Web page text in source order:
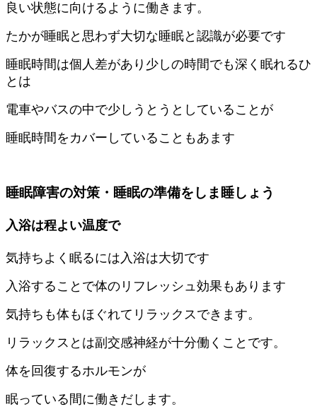
良い状態に向けるように働きます。
たかが睡眠と思わず大切な睡眠と認識が必要です
睡眠時間は個人差があり少しの時間でも深く眠れるひ
とは
電車やバスの中で少しうとうとしていることが
睡眠時間をカバーしていることもあます
睡眠障害の対策・睡眠の準備をしま睡しょう
入浴は程よい温度で
気持ちよく眠るには入浴は大切です
入浴することで体のリフレッシュ効果もあります
気持ちも体もほぐれてリラックスできます。
リラックスとは副交感神経が十分働くことです。
体を回復するホルモンが
眠っている間に働きだします。